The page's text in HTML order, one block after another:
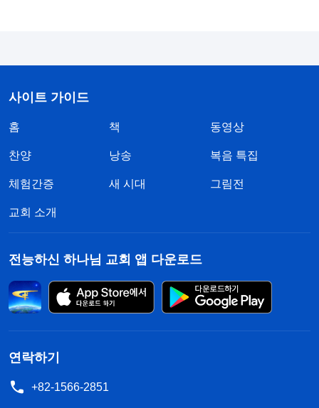
병을 앓고 있는 사람은 늘 이렇게 생각한다. ‘아, 내
본분을 제대로 이행하고 싶은 의지는 있어. 그렇지만
간구해야지. 하나님께서 보호해 주시면 걱정이 안 되
는데, 본분을 이행하다 지치면 병이 재발하지 않을
까? 정말 재발하면 어쩌지? 만일 병원에 입원해서
수술을 받아야 한다면 난 돈이 없어. 빚을 내서라도
치료하지 않으면 병세가 악화하지 않을까? 악화하면
죽는 것은 아닐까? 이런 죽음을 정상적인 죽음이라
고 할 수 있을까? 정말 죽고 나면 생전에 내가 이행했
고 할 수 있고, 구원받았다고 할 수 있을까?’ 또 병에
재하는 병이 있다는 것을 아는 사람도 있다. 예컨대
사이트 가이드
홈 책 동영상
찬양 낭송 복음 특집
체험간증 새 시대 그림전
교회 소개
전능하신 하나님 교회 앱 다운로드
연락하기
+82-1566-2851